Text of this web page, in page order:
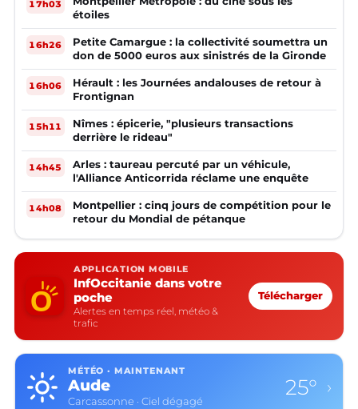
17h03
étoiles
16h26
Petite Camargue : la collectivité soumettra un
don de 5000 euros aux sinistrés de la Gironde
16h06
Hérault : les Journées andalouses de retour à
Frontignan
15h11
Nîmes : épicerie, "plusieurs transactions
derrière le rideau"
14h45
Arles : taureau percuté par un véhicule,
l'Alliance Anticorrida réclame une enquête
14h08
Montpellier : cinq jours de compétition pour le
retour du Mondial de pétanque
APPLICATION MOBILE
InfOccitanie dans votre
poche
Alertes en temps réel, météo &
trafic
Télécharger
MÉTÉO · MAINTENANT
Aude
Carcassonne · Ciel dégagé
25° ›